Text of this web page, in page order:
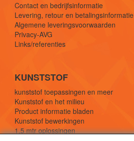
Contact en bedrijfsinformatie
Levering, retour en betalingsinformatie
Algemene leveringsvoorwaarden
Privacy-AVG
Links/referenties
KUNSTSTOF
kunststof toepassingen en meer
Kunststof en het milieu
Product informatie bladen
Kunststof bewerkingen
1,5 mtr oplossingen